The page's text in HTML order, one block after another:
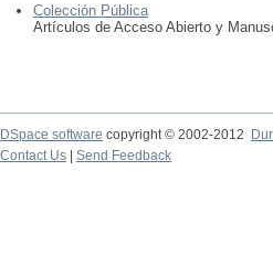
Colección Pública
Artículos de Acceso Abierto y
DSpace software copyright © 2002-2012
Contact Us | Send Feedback